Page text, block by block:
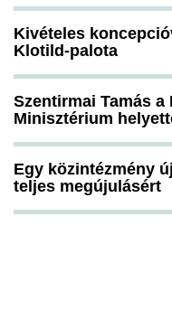
Kivételes
Klotild-palota
Szentirmai Tamás
Minisztérium
Egy közintézmény
teljes megújulásért